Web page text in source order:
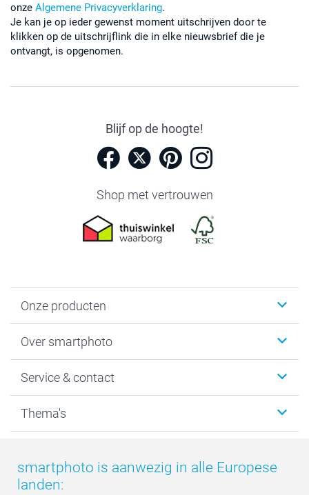
onze Algemene Privacyverklaring.
Je kan je op ieder gewenst moment uitschrijven door te
klikken op de uitschrijflink die in elke nieuwsbrief die je
ontvangt, is opgenomen.
Blijf op de hoogte!
Shop met vertrouwen
Onze producten
Fotoboeken
Fotocadeaus
Kaarten
Over smartphoto
Vacatures
Bestelproces
Privacy
Cookiebeleid
Service & contact
Tevredenheidsgarantie
smartbonus
smartfriends
Thema's
Moederdag
Vaderdag
smartphoto is aanwezig in alle Europese
landen: